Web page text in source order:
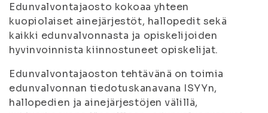
Edunvalvontajaosto kokoaa yhteen
kuopiolaiset ainejärjestöt, hallopedit sekä
kaikki edunvalvonnasta ja opiskelijoiden
hyvinvoinnista kiinnostuneet opiskelijat.
Edunvalvontajaoston tehtävänä on toimia
edunvalvonnan tiedotuskanavana ISYYn,
hallopedien ja ainejärjestöjen välillä,